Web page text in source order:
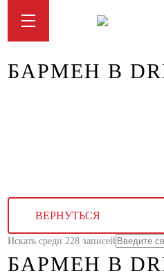
БАРМЕН В
ВЕРНУТЬСЯ
Искать среди 228 записей
БАРМЕН В